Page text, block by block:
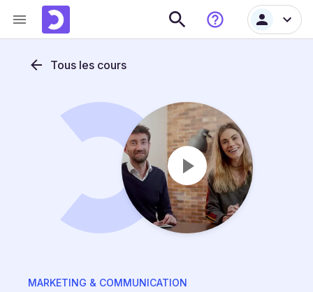
Tous les cours
MARKETING & COMMUNICATION